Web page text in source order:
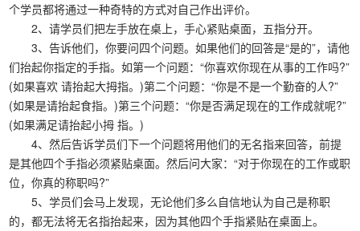
个学员都将通过一种奇特的方式对自己作出评价。
2、请学员们把左手放在桌上，手心紧贴桌面，五指分开。
3、告诉他们，你要问四个问题。如果他们的回答是“是的”，请他
们抬起你指定的手指。如第一个问题：“你喜欢你现在从事的工作吗?”
(如果喜欢 请抬起大拇指。)第二个问题：“你是不是一个勤奋的人?”
(如果是请抬起食指。)第三个问题：“你是否满足现在的工作成就呢?”
(如果满足请抬起小拇 指。)
4、然后告诉学员们下一个问题将用他们的无名指来回答，前提
是其他四个手指必须紧贴桌面。然后问大家：“对于你现在的工作或职
位，你真的称职吗?”
5、学员们会马上发现，无论他们多么自信地认为自己是称职
的，都无法将无名指抬起来，因为其他四个手指紧贴在桌面上。